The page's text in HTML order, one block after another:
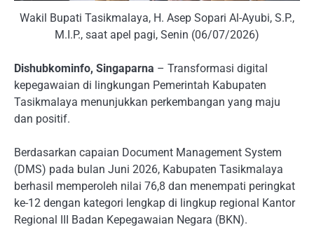
Wakil Bupati Tasikmalaya, H. Asep Sopari Al-Ayubi, S.P.,
M.I.P., saat apel pagi, Senin (06/07/2026)
Dishubkominfo, Singaparna – Transformasi digital
kepegawaian di lingkungan Pemerintah Kabupaten
Tasikmalaya menunjukkan perkembangan yang maju
dan positif.
Berdasarkan capaian Document Management System
(DMS) pada bulan Juni 2026, Kabupaten Tasikmalaya
berhasil memperoleh nilai 76,8 dan menempati peringkat
ke-12 dengan kategori lengkap di lingkup regional Kantor
Regional III Badan Kepegawaian Negara (BKN).